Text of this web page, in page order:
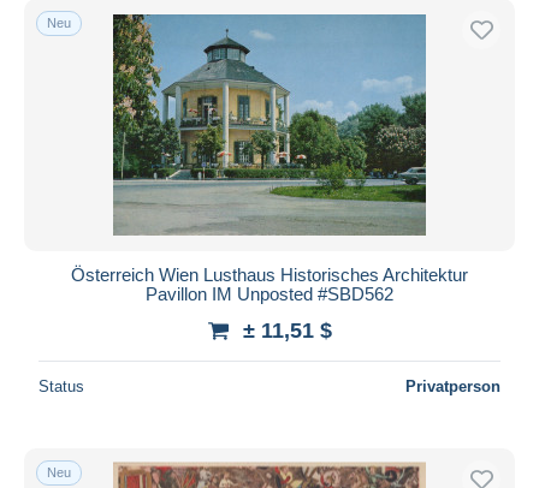
Neu
Österreich Wien Lusthaus Historisches Architektur
Pavillon IM Unposted #SBD562
± 11,51 $
Status Privatperson
Neu